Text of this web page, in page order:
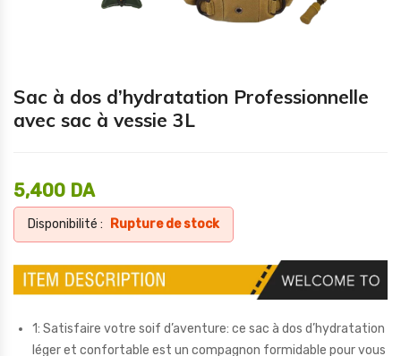
Sac à dos d’hydratation Professionnelle
avec sac à vessie 3L
5,400 DA
Disponibilité : Rupture de stock
1: Satisfaire votre soif d’aventure: ce sac à dos d’hydratation
léger et confortable est un compagnon formidable pour vous